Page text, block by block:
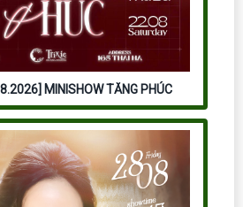
MINISHOW TĂNG PHÚC